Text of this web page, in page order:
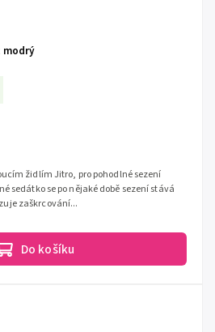
Do košíku
židlím Jitro, pro pohodlné sezení
sedátko se po nějaké době sezení stává
zaškrcování...